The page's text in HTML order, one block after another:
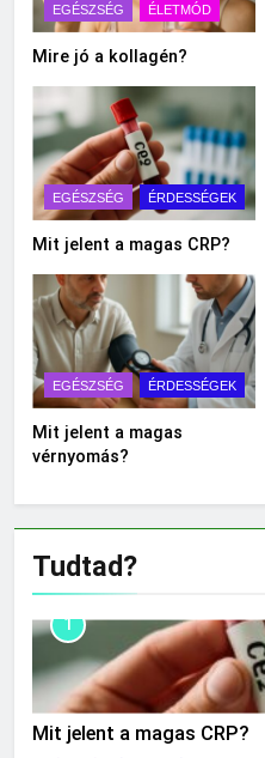
EGÉSZSÉG ÉLETMÓD
Mire jó a kollagén?
EGÉSZSÉG ÉRDESSÉGEK
Mit jelent a magas CRP?
EGÉSZSÉG ÉRDESSÉGEK
Mit jelent a magas
vérnyomás?
Tudtad?
1
Mit jelent a magas CRP?